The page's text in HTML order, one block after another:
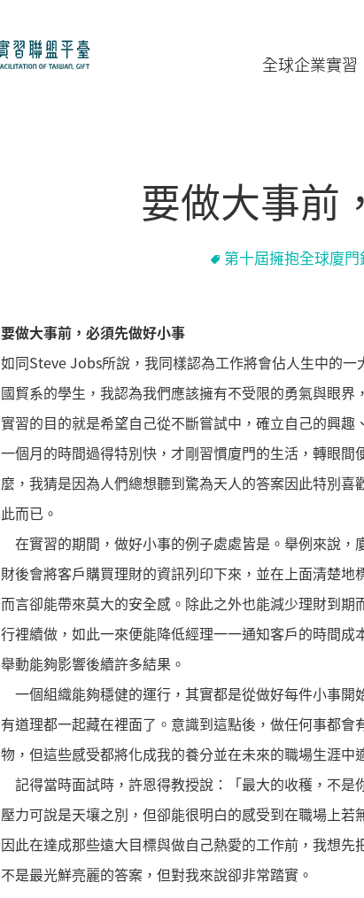
全球企業實習
要做大事前
第十屆擁抱全球廈
要做大事前，必須先做好小事
如同Steve Jobs所說，我同樣認為工作將會佔人生中的
國貿系的學生，我認為我們應該擁有不受限的勇氣與眼
實習的目的就是希望自己從不斷嘗試中，確立自己的興趣
一個月的時間過得特別快，才剛習慣廈門的生活，轉眼
麼，我猜是因為人們總想聽到驚為天人的答案因此特別
此而已。
在實習的期間，做好小事的例子處處皆是。舉例來說
財後會將客戶購買理財的資訊列印下來，並在上面清楚
而言卻能帶來莫大的安全感。除此之外也能減少理財到
行裡續做，如此一來便能降低經理一一通知客戶的時間成
舉動能夠影響後續許多結果。
一個組織能夠穩健的運行，其實都是從做好每件小事
有道理都一起藏在裡面了。意識到這點後，做任何事都
物，但這些感受都將化成我的養分並在未來的職場生涯中
記得當時面試時，許恩得教授說：「最大的收穫，不
壓力可說是天壤之別，但卻能很明白的感受到在職場上
因此在達成那些遠大目標與做自己熱愛的工作前，我想
不是最光鮮亮麗的答案，但對我來說卻非常踏實。